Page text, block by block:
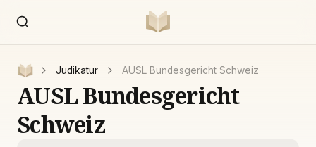
Judikatur AUSL Bundesgericht Schweiz
AUSL Bundesgericht
Schweiz